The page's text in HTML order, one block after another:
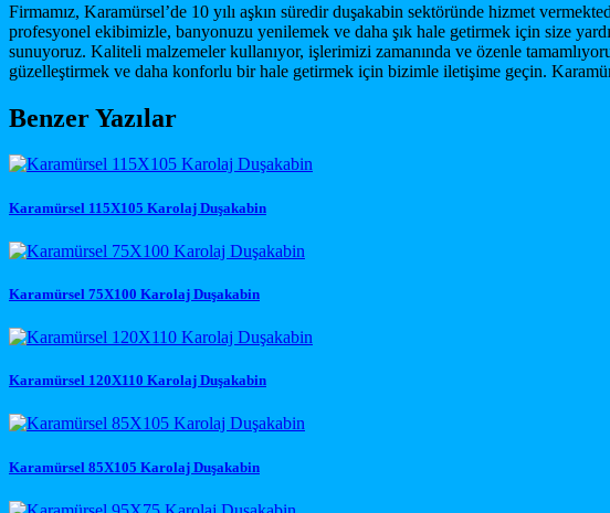
Firmamız, Karamürsel’de 10 yılı aşkın süredir duşakabin sektöründe hizmet
profesyonel ekibimizle, banyonuzu yenilemek ve daha şık hale getirmek için size
sunuyoruz. Kaliteli malzemeler kullanıyor, işlerimizi zamanında ve özenle
güzelleştirmek ve daha konforlu bir hale getirmek için bizimle iletişime geçin.
Benzer Yazılar
Karamürsel 115X105 Karolaj Duşakabin
Karamürsel 75X100 Karolaj Duşakabin
Karamürsel 120X110 Karolaj Duşakabin
Karamürsel 85X105 Karolaj Duşakabin